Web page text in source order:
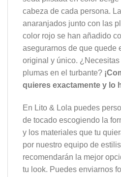
cabeza de cada persona.
anaranjados junto con las
color rojo se han añadido
asegurarnos de que quede
original y único.
plumas en el turbante?
quieres exactamente y lo
En Lito & Lola puedes
de tocado escogiendo la
y los materiales que tu
por nuestro equipo de
recomendarán la mejor
tu look. Puedes enviarnos